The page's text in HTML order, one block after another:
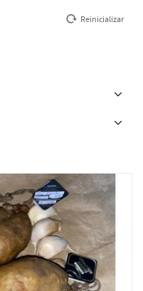
Reinicializar